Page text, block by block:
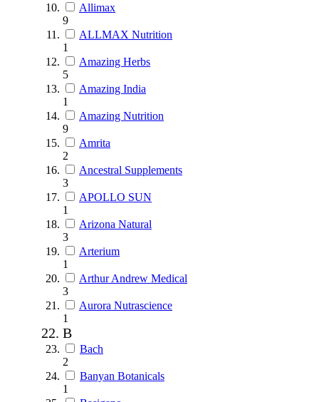
Allimax
9
ALLMAX Nutrition
1
Amazing Herbs
5
Amazing India
1
Amazing Nutrition
9
Amrita
2
Ancestral Supplements
3
APOLLO SUN
1
Arizona Natural
3
Arterium
1
Arthur Andrew Medical
3
Aurora Nutrascience
1
B
Bach
2
Banyan Botanicals
1